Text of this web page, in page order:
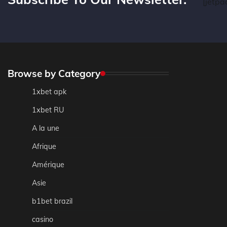
Browse by Category
1xbet apk
1xbet RU
A la une
Afrique
Amérique
Asie
b1bet brazil
casino